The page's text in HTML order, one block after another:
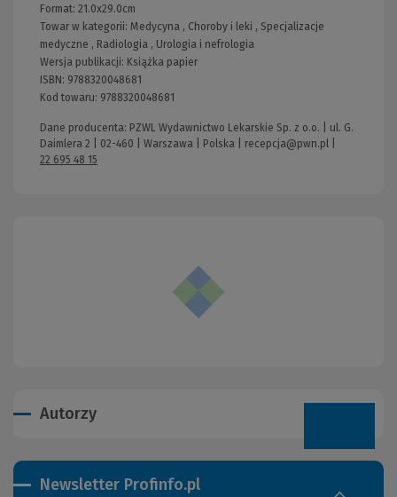
Format: 21.0x29.0cm
Towar w kategorii: Medycyna , Choroby i leki , Specjalizacje
medyczne , Radiologia , Urologia i nefrologia
Wersja publikacji: Książka papier
ISBN: 9788320048681
Kod towaru: 9788320048681
Dane producenta: PZWL Wydawnictwo Lekarskie Sp. z o.o. | ul. G.
Daimlera 2 | 02-460 | Warszawa | Polska | recepcja@pwn.pl
22 695 48 15
Autorzy
Newsletter Profinfo.pl